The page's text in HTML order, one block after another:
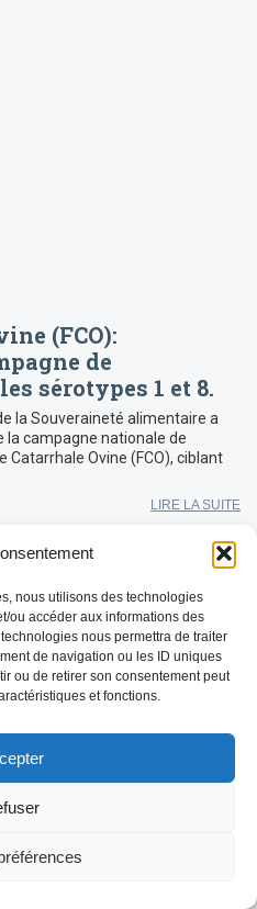
nous utilisons des technologies
ou accéder aux informations des
nous permettra de traiter
de navigation ou les ID uniques
ou de retirer son consentement peut
et fonctions.
(FCO):
de
sérotypes 1 et 8.
la Souveraineté alimentaire a
la campagne nationale de
Catarrhale Ovine (FCO), ciblant
LIRE LA SUITE
au 10 juillet